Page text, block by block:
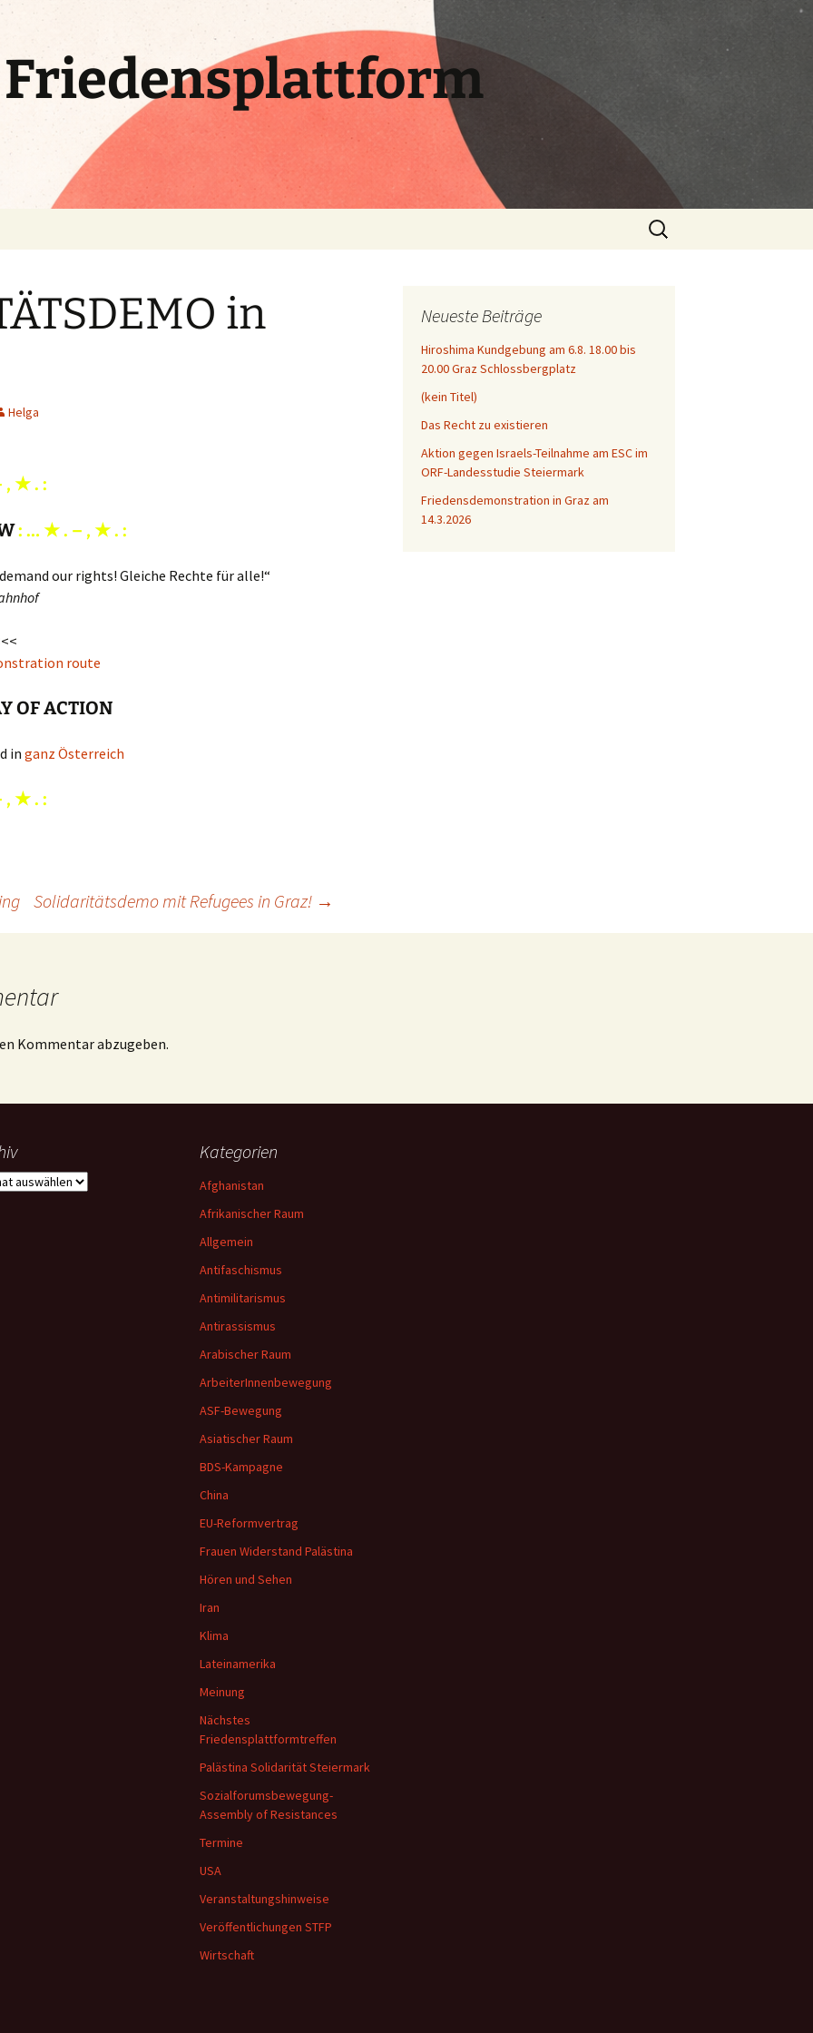
Suchen
nach:
in
Helga
★ . :
: … ★ . – ‚ ★ . :
demand our rights! Gleiche Rechte für alle!“
route
OF ACTION
inganz Österreich
★ . :
Solidaritätsdemo mit Refugees in Graz! →
Kommentar abzugeben.
Neueste Beiträge
Hiroshima Kundgebung am 6.8. 18.00 bis
20.00 Graz Schlossbergplatz
(kein Titel)
Das Recht zu existieren
Aktion gegen Israels-Teilnahme am ESC im
ORF-Landesstudie Steiermark
Friedensdemonstration in Graz am
14.3.2026
Kategorien
Afghanistan
Afrikanischer Raum
Allgemein
Antifaschismus
Antimilitarismus
Antirassismus
Arabischer Raum
ArbeiterInnenbewegung
ASF-Bewegung
Asiatischer Raum
BDS-Kampagne
China
EU-Reformvertrag
Frauen Widerstand Palästina
Hören und Sehen
Iran
Klima
Lateinamerika
Meinung
Nächstes
Friedensplattformtreffen
Palästina Solidarität Steiermark
Sozialforumsbewegung-
Assembly of Resistances
Termine
USA
Veranstaltungshinweise
Veröffentlichungen STFP
Wirtschaft